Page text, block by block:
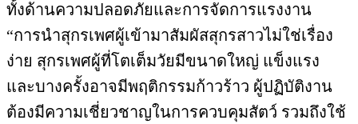
ทั้งด้านความปลอดภัยและการจัดการแรงงาน
“การนำสุกรเพศผู้เข้ามาสัมผัสสุกรสาวไม่ใช่เรื่อง
ง่าย สุกรเพศผู้ที่โตเต็มวัยมีขนาดใหญ่ แข็งแรง
และบางครั้งอาจมีพฤติกรรมก้าวร้าว ผู้ปฏิบัติงาน
ต้องมีความเชี่ยวชาญในการควบคุมสัตว์ รวมถึงใช้